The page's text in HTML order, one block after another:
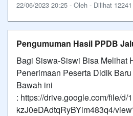
22/06/2023 20:25 - Oleh - Dilihat
Pengumuman Hasil PPDB
Bagi Siswa-Siswi Bisa Melihat
Penerimaan Peserta Didik
Bawah ini
: https://drive.google.com/file/d/
kzJ0eDAdtqRyBYlm483q4/